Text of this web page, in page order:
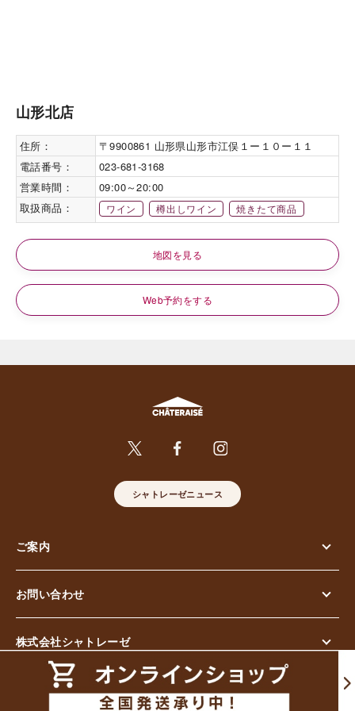
山形北店
住所：
〒9900861 山形県山形市江俣１ー１０ー１１
電話番号：
023-681-3168
営業時間：
09:00～20:00
取扱商品：
ワイン 樽出しワイン 焼きたて商品
地図を見る
Web予約をする
シャトレーゼニュース
ご案内
お問い合わせ
株式会社シャトレーゼ
© Chateraise Co.,Ltd. All Rights Reserved.